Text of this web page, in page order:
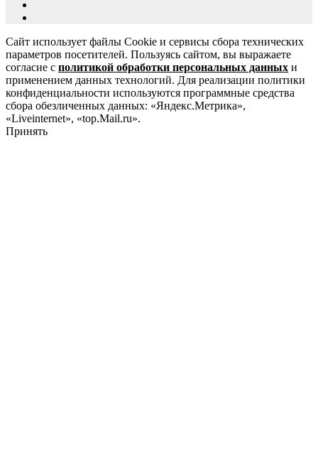
Сайт использует файлы Cookie и сервисы сбора технических
параметров посетителей. Пользуясь сайтом, вы выражаете
согласие с политикой обработки персональных данных и
применением данных технологий. Для реализации политики
конфиденциальности используются программные средства
сбора обезличенных данных: «Яндекс.Метрика»,
«Liveinternet», «top.Mail.ru».
Принять